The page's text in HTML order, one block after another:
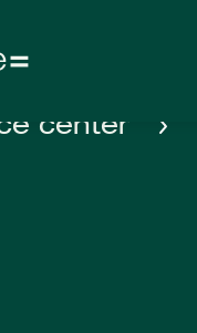
center